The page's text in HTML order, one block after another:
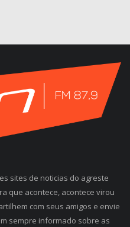
sites de noticias do agreste
que acontece, acontece virou
com seus amigos e envie
sempre informado sobre as